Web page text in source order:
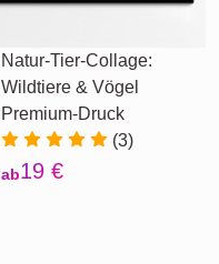
Natur-Tier-Collage:
Wildtiere & Vögel
Premium-Druck
(3)
ab19 €